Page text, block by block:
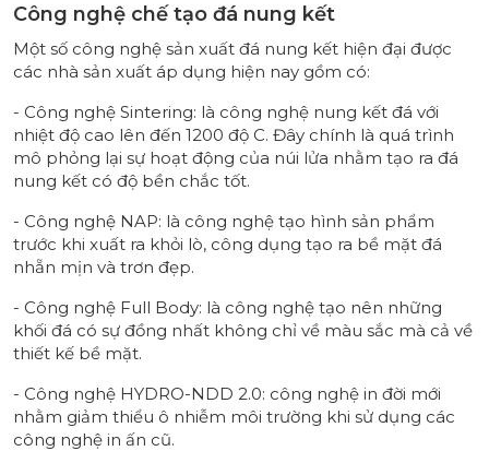
Công nghệ chế tạo đá nung kết
Một số công nghệ sản xuất đá nung kết hiện đại được
các nhà sản xuất áp dụng hiện nay gồm có:
- Công nghệ Sintering: là công nghệ nung kết đá với
nhiệt độ cao lên đến 1200 độ C. Đây chính là quá trình
mô phỏng lại sự hoạt động của núi lửa nhằm tạo ra đá
nung kết có độ bền chắc tốt.
- Công nghệ NAP: là công nghệ tạo hình sản phẩm
trước khi xuất ra khỏi lò, công dụng tạo ra bề mặt đá
nhẵn mịn và trơn đẹp.
- Công nghệ Full Body: là công nghệ tạo nên những
khối đá có sự đồng nhất không chỉ về màu sắc mà cả về
thiết kế bề mặt.
- Công nghệ HYDRO-NDD 2.0: công nghệ in đời mới
nhằm giảm thiểu ô nhiễm môi trường khi sử dụng các
công nghệ in ấn cũ.